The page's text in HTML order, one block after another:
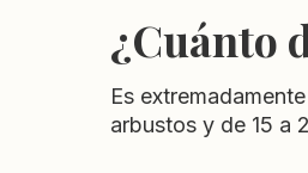
¿Cuánto
Es
arbustos y de 15 a